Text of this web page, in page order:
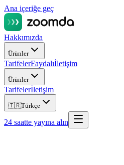
Ana içeriğe geç
Hakkımızda
Ürünler
TarifelerFaydalıİletişim
Ürünler
Tarifelerİletişim
🇹🇷Türkçe
24 saatte yayına alın